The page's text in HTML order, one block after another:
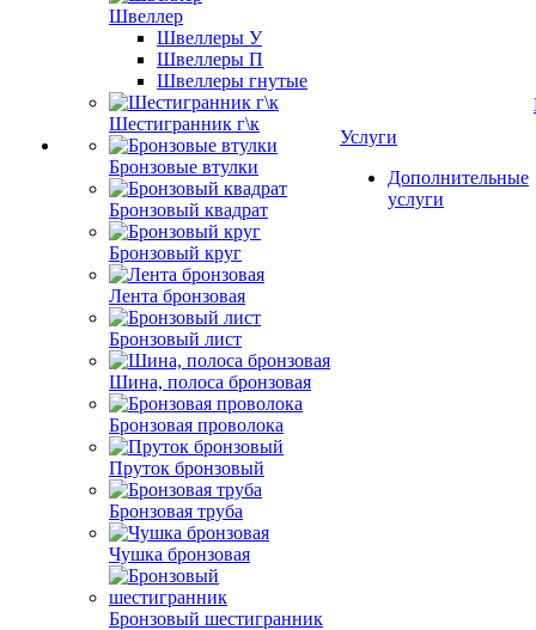
Швеллер
Швеллеры У
Швеллеры П
Швеллеры гнутые
Шестигранник г\к
Бронзовые втулки
Бронзовый квадрат
Бронзовый круг
Лента бронзовая
Бронзовый лист
Шина, полоса бронзовая
Бронзовая проволока
Пруток бронзовый
Бронзовая труба
Чушка бронзовая
Бронзовый шестигранник
Услуги
Дополнительные
услуги